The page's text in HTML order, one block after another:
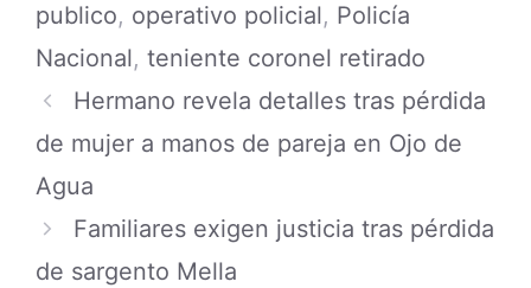
publico, operativo policial, Policía
Nacional, teniente coronel retirado
Hermano revela detalles tras pérdida
de mujer a manos de pareja en Ojo de
Agua
Familiares exigen justicia tras pérdida
de sargento Mella